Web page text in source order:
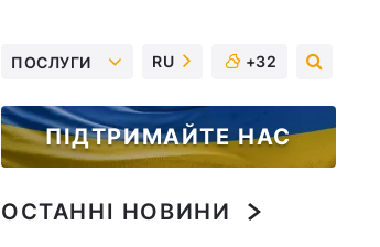
ПОСЛУГИ RU +32
ПІДТРИМАЙТЕ НАС
ОСТАННІ НОВИНИ